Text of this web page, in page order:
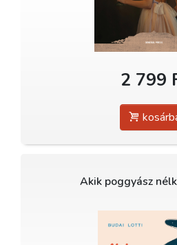
2 799
Akik poggyász